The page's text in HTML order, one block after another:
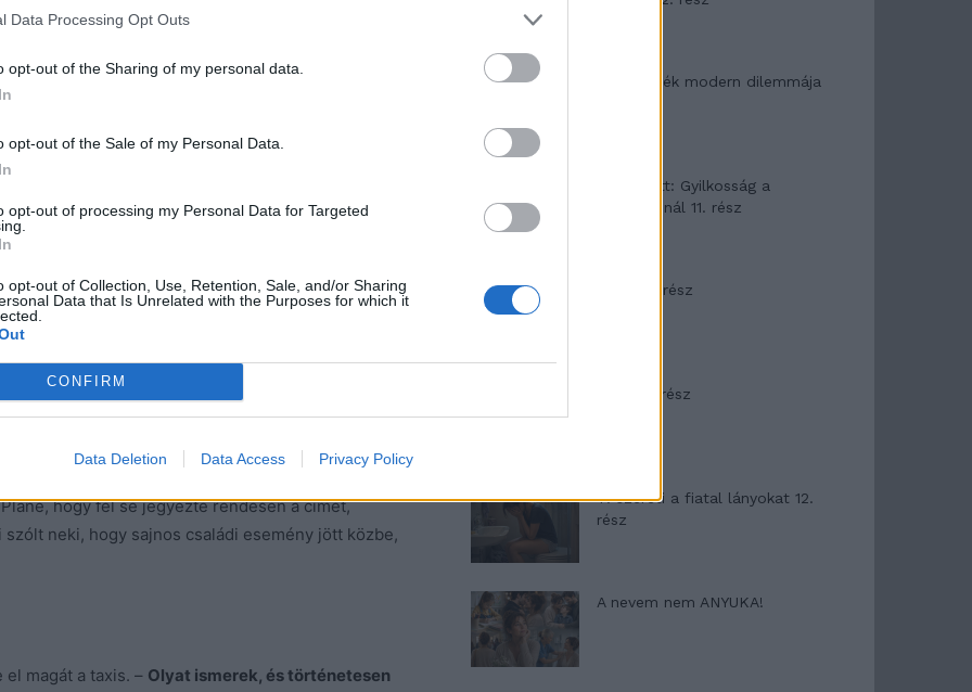
Data Processing Opt Outs
opt-out of the Sharing of my personal data.
opt-out of the Sale of my Personal Data.
opt-out of processing my Personal Data for Targeted
opt-out of Collection, Use, Retention, Sale, and/or Sharing
Data that Is Unrelated with the Purposes for which it
CONFIRM
Data Deletion Data Access Privacy Policy
gyorsan elszégyellte magát. Nem szokott csúnyán
szituáción, de most fáradt volt.
minek örül ennyire. Viszont angolul nem tudott
a címet. Azaz mondta volna, ha nem
is megnézte magának. Milyen helyes
ezek, amikor ő fiatalabb volt? Miért van az, hogy
a jóképű elérhetetlenek? Nem mintha a taxist
volt.
Itt olyan út, utca biztosan nincs.
hogy fel se jegyezte rendesen a címet,
neki, hogy sajnos családi esemény jött közbe,
el magát a taxis. – Olyat ismerek, és történetesen
Az ereklyék modern dilemmája
T. Barnett: Gyilkosság a
Garda-tónál 11. rész
Minka 8. rész
Minka 7. rész
T. szereti a fiatal lányokat 12.
rész
A nevem nem ANYUKA!